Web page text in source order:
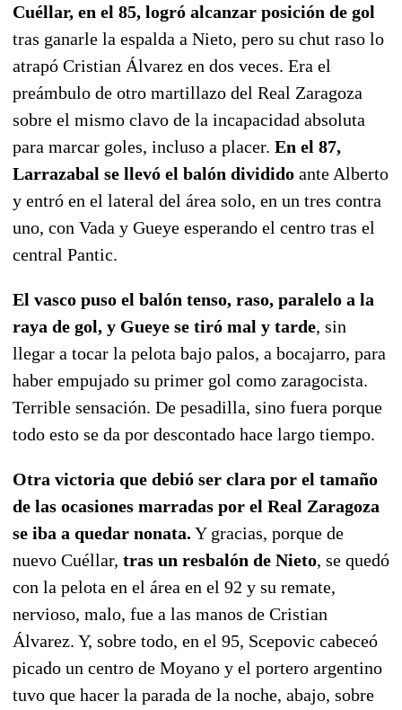
Cuéllar, en el 85, logró alcanzar posición de gol
tras ganarle la espalda a Nieto, pero su chut raso lo
atrapó Cristian Álvarez en dos veces. Era el
preámbulo de otro martillazo del Real Zaragoza
sobre el mismo clavo de la incapacidad absoluta
para marcar goles, incluso a placer. En el 87,
Larrazabal se llevó el balón dividido ante Alberto
y entró en el lateral del área solo, en un tres contra
uno, con Vada y Gueye esperando el centro tras el
central Pantic.
El vasco puso el balón tenso, raso, paralelo a la
raya de gol, y Gueye se tiró mal y tarde, sin
llegar a tocar la pelota bajo palos, a bocajarro, para
haber empujado su primer gol como zaragocista.
Terrible sensación. De pesadilla, sino fuera porque
todo esto se da por descontado hace largo tiempo.
Otra victoria que debió ser clara por el tamaño
de las ocasiones marradas por el Real Zaragoza
se iba a quedar nonata. Y gracias, porque de
nuevo Cuéllar, tras un resbalón de Nieto, se quedó
con la pelota en el área en el 92 y su remate,
nervioso, malo, fue a las manos de Cristian
Álvarez. Y, sobre todo, en el 95, Scepovic cabeceó
picado un centro de Moyano y el portero argentino
tuvo que hacer la parada de la noche, abajo, sobre